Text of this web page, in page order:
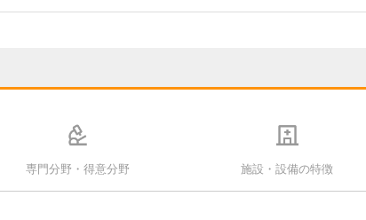
専門分野・得意分野 施設・設備の特徴